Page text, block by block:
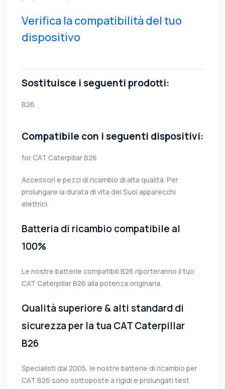
Verifica la compatibilità del tuo
dispositivo
Sostituisce i seguenti prodotti:
B26
Compatibile con i seguenti dispositivi:
for CAT Caterpillar B26
Accessori e pezzi di ricambio di alta qualità. Per
prolungare la durata di vita dei Suoi apparecchi
elettrici.
Batteria di ricambio compatibile al
100%
Le nostre batterie compatibili B26 riporteranno il tuo
CAT Caterpillar B26 alla potenza originaria.
Qualità superiore & alti standard di
sicurezza per la tua CAT Caterpillar
B26
Specialisti dal 2005, le nostre batterie di ricambio per
CAT B26 sono sottoposte a rigidi e prolungati test